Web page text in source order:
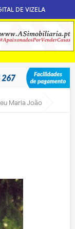
DE VIZELA
Maria João